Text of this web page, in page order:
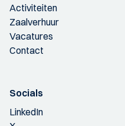
Activiteiten
Zaalverhuur
Vacatures
Contact
Socials
LinkedIn